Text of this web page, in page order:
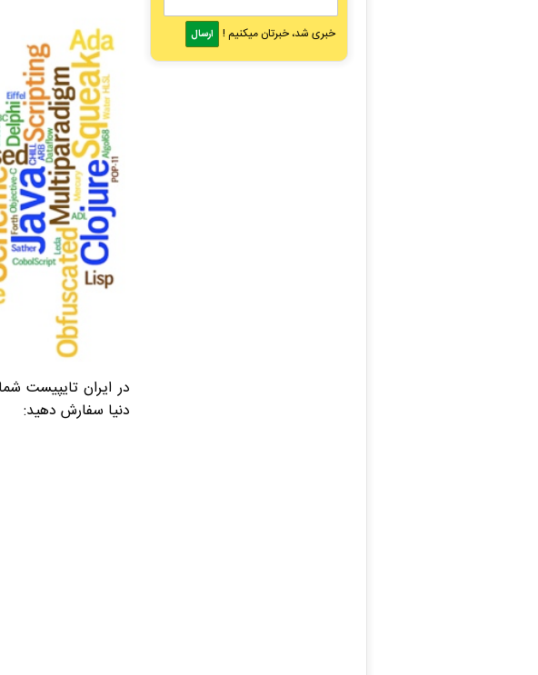
خبری شد، خبرتان میکنیم !
در ایران تایپیست
دنیا سفارش دهید: